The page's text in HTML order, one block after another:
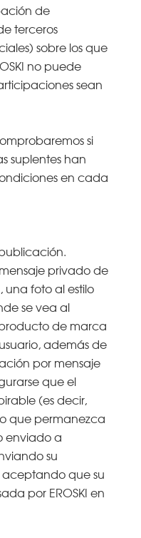
de
terceros
sobre los que
no puede
sean
si
suplentes han
en cada
privado de
una foto al estilo
se vea al
de marca
además de
por mensaje
que el
(es decir,
que permanezca
enviado a
su
que su
por EROSKI en